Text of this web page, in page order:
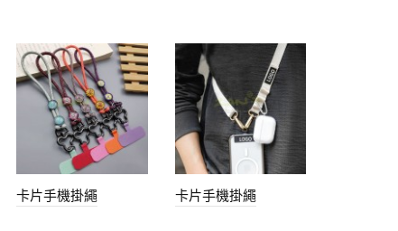
卡片手機掛繩 卡片手機掛繩